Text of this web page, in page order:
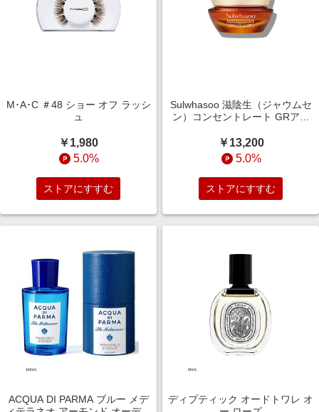
M･A･C ＃48 ショー オフ ラッシ
ュ
￥1,980
5.0%
ストアにすすむ
Sulwhasoo 滋陰生（ジャウムセ
ン）コンセントレート GRアイ
￥13,200
5.0%
ストアにすすむ
ACQUA DI PARMA ブルー メデ
ディプティック オードトワレ オ